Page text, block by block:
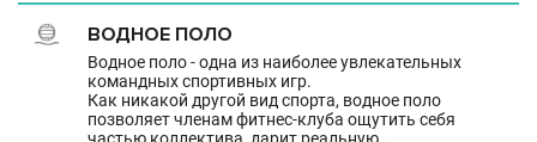
ВОДНОЕ ПОЛО
Водное поло - одна из наиболее увлекательных
командных спортивных игр.
Как никакой другой вид спорта, водное поло
позволяет членам фитнес-клуба ощутить себя